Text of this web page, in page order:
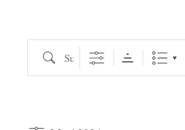
Suche